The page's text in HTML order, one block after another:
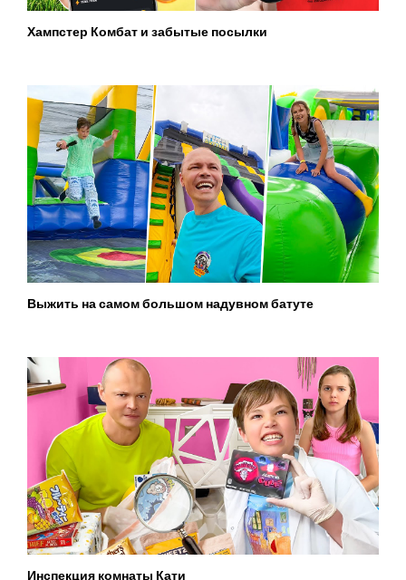
Хампстер Комбат и забытые посылки
Выжить на самом большом надувном батуте
Инспекция комнаты Кати